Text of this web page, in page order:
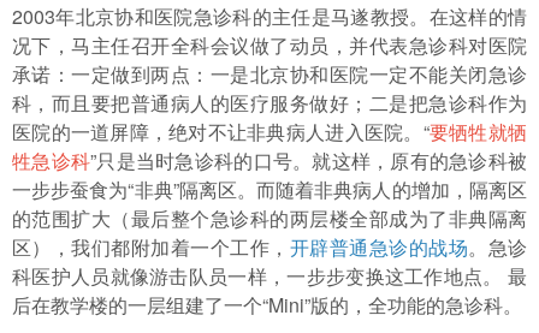
2003年北京协和医院急诊科的主任是马遂教授。在这样的情
况下，马主任召开全科会议做了动员，并代表急诊科对医院
承诺：一定做到两点：一是北京协和医院一定不能关闭急诊
科，而且要把普通病人的医疗服务做好；二是把急诊科作为
医院的一道屏障，绝对不让非典病人进入医院。“要牺牲就牺
牲急诊科”只是当时急诊科的口号。就这样，原有的急诊科被
一步步蚕食为“非典”隔离区。而随着非典病人的增加，隔离区
的范围扩大（最后整个急诊科的两层楼全部成为了非典隔离
区），我们都附加着一个工作， 开辟普通急诊的战场。急诊
科医护人员就像游击队员一样，一步步变换这工作地点。 最
后在教学楼的一层组建了一个“Mini”版的，全功能的急诊科。